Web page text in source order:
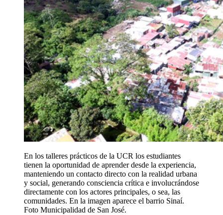
En los talleres prácticos de la UCR los estudiantes
tienen la oportunidad de aprender desde la experiencia,
manteniendo un contacto directo con la realidad urbana
y social, generando consciencia crítica e involucrándose
directamente con los actores principales, o sea, las
comunidades. En la imagen aparece el barrio Sinaí.
Foto Municipalidad de San José.